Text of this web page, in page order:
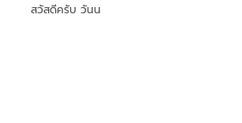
สวัสดีครับ วันน